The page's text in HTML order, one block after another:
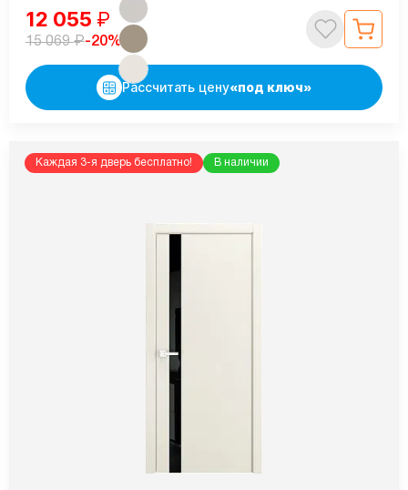
12 055 ₽
15 069₽-20%
Рассчитать цену«под ключ»
Каждая 3-я дверь бесплатно! В наличии